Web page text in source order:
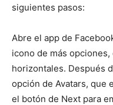
siguientes pasos:
Abre el app de
icono de más
horizontales. Después
opción de Avatars, que
el botón de Next para